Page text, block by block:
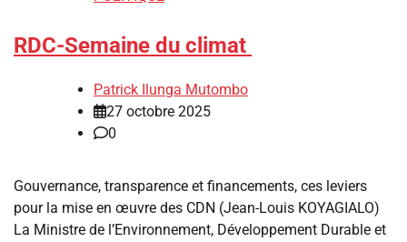
RDC-Semaine du climat
Patrick Ilunga Mutombo
27 octobre 2025
0
Gouvernance, transparence et financements, ces leviers
pour la mise en œuvre des CDN (Jean-Louis KOYAGIALO)
La Ministre de l’Environnement, Développement Durable et